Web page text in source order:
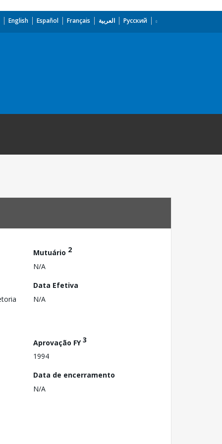
English Español Français العربية Русский
Mutuário 2
N/A
Data Efetiva
N/A
Aprovação FY3
1994
Data de encerramento
N/A